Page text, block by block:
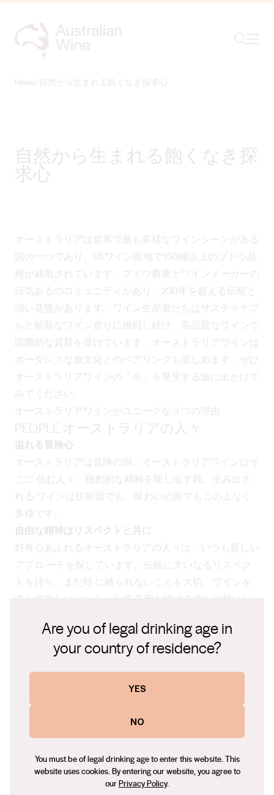
Are you of legal drinking age in
your country of residence?
YES
NO
You must be of legal drinking age to enter this website. This
website uses cookies. By entering our website, you agree to
ourPrivacy Policy.
Home/自然から生まれる飽くなき探求心
自然から生まれる飽くなき探
求心
オーストラリアは世界で最も多様なワインシーンがある
国の一つであり、65ワイン産地で150種以上のブドウ品
種が栽培されています。ブドウ農家とワインメーカーの
活気あるのコミュニティがあり、230年を超える伝統と
強い基盤があります。ワイン生産者たちはサスティナブ
ルと斬新なワイン造りに挑戦し続け、高品質なワインで
国際的な賞賛を受けています。オーストラリアワインは
ボーダレスな食文化とのペアリングも楽しめます。ぜひ
オーストラリアワインの「今」を発見する旅に出かけて
みてください。
オーストラリアワインがユニークな３つの理由
PEOPLE オーストラリアの人々
溢れる冒険心
オーストラリアは冒険の国。オーストラリアワインはそ
こに 住む人々、独創的な精神を映し出す鏡。生み出さ
れる ワインは技術面でも、味わいの面でもこの上なく
多様です。
自由な精神はリスペクトと共に
好奇心あふれるオーストラリアの人々は、いつも新しい
アプロ ーチを探しています。伝統に大いなるリスペク
トを持ち、また時 に縛られないことも大切。ワインを
喜んで欲しいという一心で 革新を続ける彼らの想いが
PLACE オーストラリアの大地
在も オーストラリアは未踏の荒野、豊かな自然に満ち
ています。 この大地の砂漠、海岸、熱帯雨林、高くそ
びえる山々が雄大かつ 荘厳な景色を見せてくれます。
多様性
65のワイン産地と数えきれないほどのミクロクリマ
が、150以上 のブドウ品種の栽培を可能にし、多様でユ
ニークなワインを生み 出しています。土っぽさを感じ